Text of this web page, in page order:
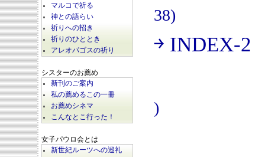
マルコで祈る
神との語らい
祈りへの招き
祈りのひととき
アレオパゴスの祈り
シスターのお薦め
新刊のご案内
私の薦めるこの一冊
お薦めシネマ
こんなとこ行った！
女子パウロ会とは
新世紀ルーツへの巡礼
38)
￫ INDEX-2
)